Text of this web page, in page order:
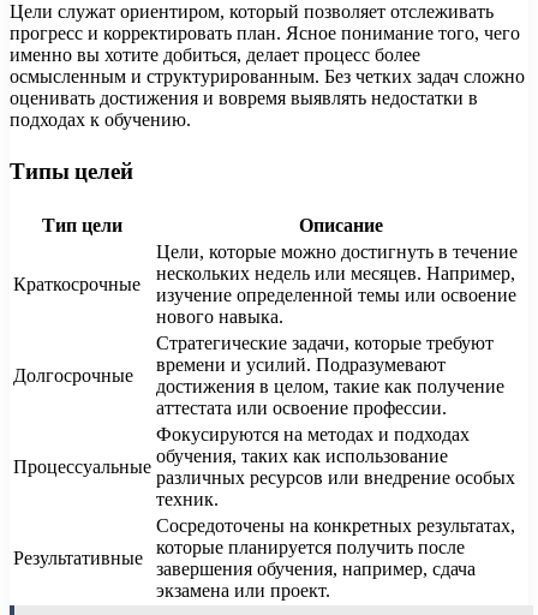
Цели служат ориентиром, который позволяет отслеживать
прогресс и корректировать план. Ясное понимание того, чего
именно вы хотите добиться, делает процесс более
осмысленным и структурированным. Без четких задач сложно
оценивать достижения и вовремя выявлять недостатки в
подходах к обучению.
Типы целей
Тип цели Описание
Краткосрочные
Цели, которые можно достигнуть в течение
нескольких недель или месяцев. Например,
изучение определенной темы или освоение
нового навыка.
Долгосрочные
Стратегические задачи, которые требуют
времени и усилий. Подразумевают
достижения в целом, такие как получение
аттестата или освоение профессии.
Процессуальные
Фокусируются на методах и подходах
обучения, таких как использование
различных ресурсов или внедрение особых
техник.
Результативные
Сосредоточены на конкретных результатах,
которые планируется получить после
завершения обучения, например, сдача
экзамена или проект.